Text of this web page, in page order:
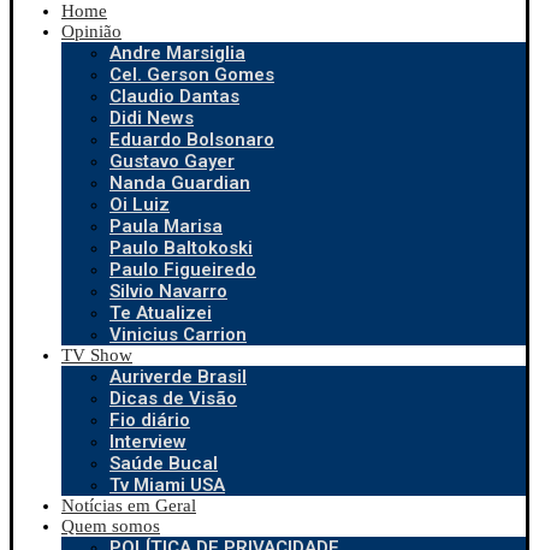
Home
Opinião
Andre Marsiglia
Cel. Gerson Gomes
Claudio Dantas
Didi News
Eduardo Bolsonaro
Gustavo Gayer
Nanda Guardian
Oi Luiz
Paula Marisa
Paulo Baltokoski
Paulo Figueiredo
Silvio Navarro
Te Atualizei
Vinicius Carrion
TV Show
Auriverde Brasil
Dicas de Visão
Fio diário
Interview
Saúde Bucal
Tv Miami USA
Notícias em Geral
Quem somos